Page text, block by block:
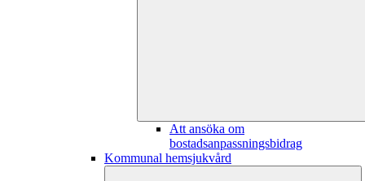
Att ansöka om
bostadsanpassningsbidrag
Kommunal hemsjukvård